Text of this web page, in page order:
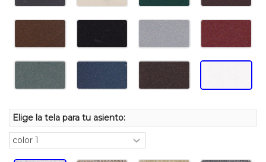
Elige la tela para tu asiento: